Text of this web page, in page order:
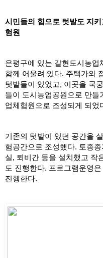
시민들의 힘으로 텃밭도 지
험원
은평구에 있는 갈현도시농업
함께 어울려 있다. 주택가와
텃밭들이 있었고, 이곳을 국
들이 도시농업공원으로 만들
업체험원으로 조성되게 되었
기존의 텃밭이 있던 공간을
험공간으로 조성했다. 토종
실, 퇴비간 등을 설치했고 작
도 진행한다. 프로그램운영
진행한다.